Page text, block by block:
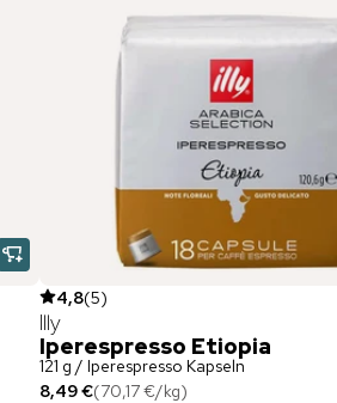
4,8(5)
Illy
Iperespresso Etiopia
121 g / Iperespresso Kapseln
8,49 €(70,17 €/kg)